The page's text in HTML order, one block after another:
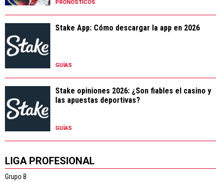
PRONÓSTICOS
Stake App: Cómo descargar la app en 2026
GUÍAS
Stake opiniones 2026: ¿Son fiables el casino y
las apuestas deportivas?
GUÍAS
LIGA PROFESIONAL